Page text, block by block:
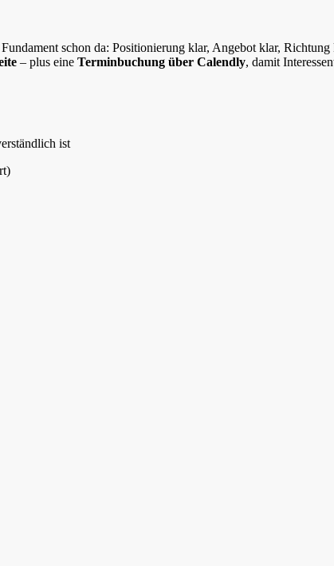
schon da: Positionierung klar, Angebot klar,
– plus eine Terminbuchung über Calendly, damit
ist